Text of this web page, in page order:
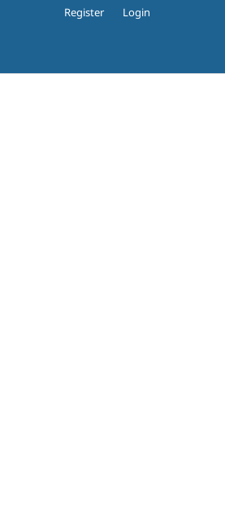
Register Login